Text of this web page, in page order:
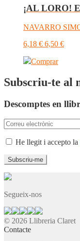
¡AL LORO!
NAVARRO
6,18 € 6,50 €
Comprar
Subscriu-te al
Descomptes en
He llegit i accepto la
Segueix-nos
© 2026 Llibreria Claret
Contacte